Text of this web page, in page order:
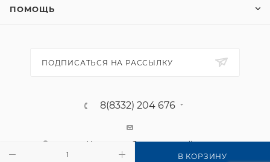
В КОРЗИНУ
ПОМОЩЬ
ПОДПИСАТЬСЯ НА РАССЫЛКУ
8(8332) 204 676
г. Киров, п. Садаковский, ул.
Московская, 2б